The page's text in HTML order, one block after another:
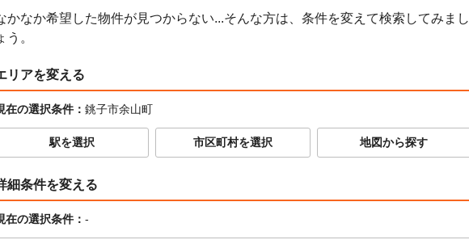
かなか希望した物件が見つからない...そんな方は、条件を変えて検索してみまし
う。
リアを変える
在の選択条件： 銚子市余山町
駅を選択 市区町村を選択 地図から探す
細条件を変える
在の選択条件： -